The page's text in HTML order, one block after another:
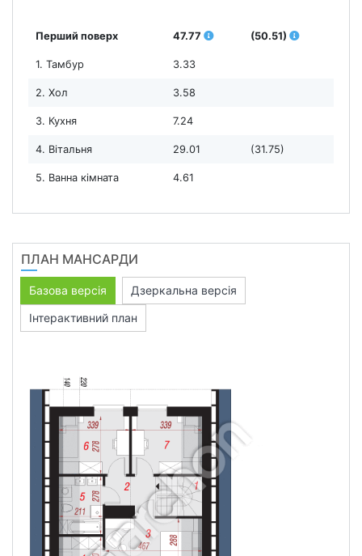
Перший поверх 47.77 (50.51)
1. Тамбур 3.33
2. Хол 3.58
3. Кухня 7.24
4. Вітальня 29.01 (31.75)
5. Ванна кімната 4.61
ПЛАН МАНСАРДИ
Базова версія
Дзеркальна версія
Інтерактивний план